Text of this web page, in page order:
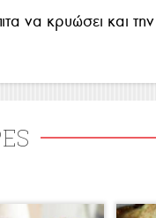
να κρυώσει και